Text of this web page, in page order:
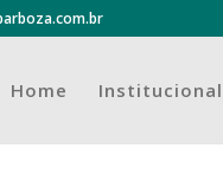
Home Institucional